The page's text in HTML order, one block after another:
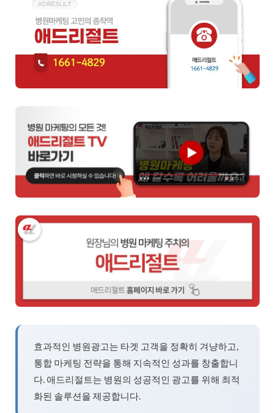
효과적인 병원광고는 타겟 고객을 정확히 겨냥하고,
통합 마케팅 전략을 통해 지속적인 성과를 창출합니
다. 애드리절트는 병원의 성공적인 광고를 위해 최적
화된 솔루션을 제공합니다.